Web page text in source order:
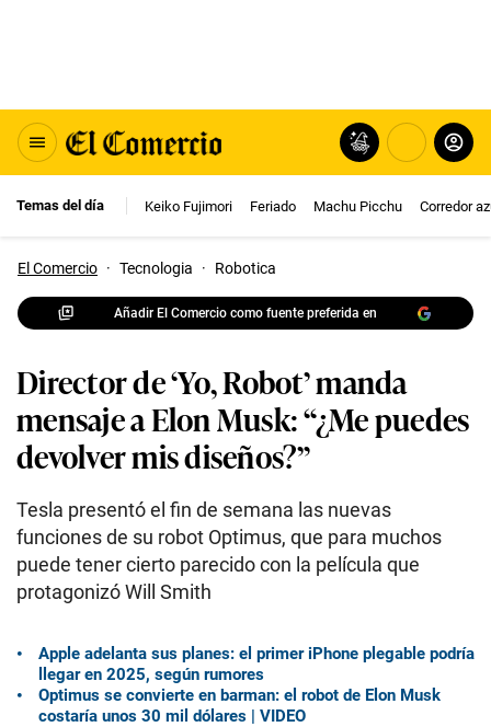
Temas del día Keiko Fujimori Feriado Machu Picchu Corredor
El Comercio · Tecnologia · Robotica
Añadir El Comercio como fuente preferida en
Director de ‘Yo, Robot’ manda
mensaje a Elon Musk: “¿Me puedes
devolver mis diseños?”
Tesla presentó el fin de semana las nuevas
funciones de su robot Optimus, que para muchos
puede tener cierto parecido con la película que
protagonizó Will Smith
Apple adelanta sus planes: el primer iPhone plegable podría
llegar en 2025, según rumores
Optimus se convierte en barman: el robot de Elon Musk
costaría unos 30 mil dólares | VIDEO